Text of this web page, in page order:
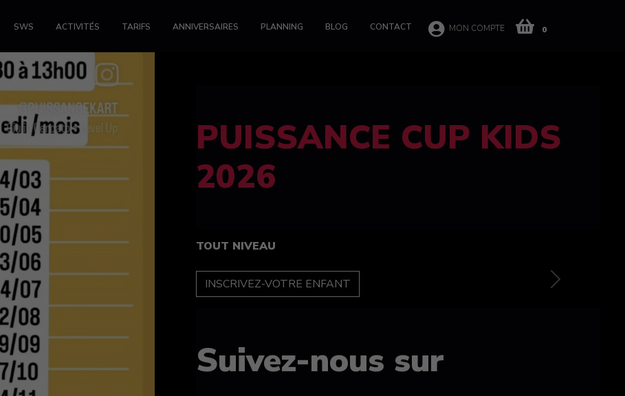
SWS ACTIVITÉS TARIFS ANNIVERSAIRES PLANNING BLOG CONTACT MON COMPTE 0
FELINE CUP 100%
féminine
TOUT NIVEAU
INSCRIPTION
Suivez-nous sur
Next